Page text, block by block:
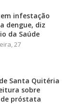
infestação
dengue, diz
da Saúde
27
Santa Quitéria
sobre
de próstata